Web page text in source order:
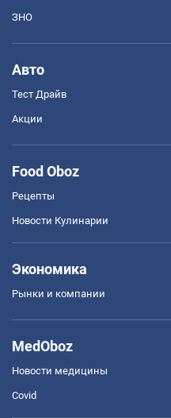
ЗНО
Авто
Тест Драйв
Акции
Food Oboz
Рецепты
Новости Кулинарии
Экономика
Рынки и компании
MedOboz
Новости медицины
Covid